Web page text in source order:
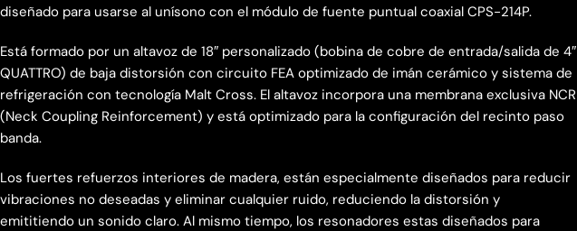
diseñado para usarse al unísono con el módulo de fuente puntual coaxial CPS-214P.
Está formado por un altavoz de 18″ personalizado (bobina de cobre de entrada/salida de 4″
QUATTRO) de baja distorsión con circuito FEA optimizado de imán cerámico y sistema de
refrigeración con tecnología Malt Cross. El altavoz incorpora una membrana exclusiva NCR
(Neck Coupling Reinforcement) y está optimizado para la configuración del recinto paso
banda.
Los fuertes refuerzos interiores de madera, están especialmente diseñados para reducir
vibraciones no deseadas y eliminar cualquier ruido, reduciendo la distorsión y
emititiendo un sonido claro. Al mismo tiempo, los resonadores estas diseñados para